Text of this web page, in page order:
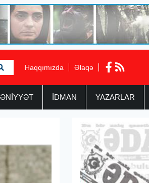
Haqqımızda Əlaqə
İDMAN YAZARLAR